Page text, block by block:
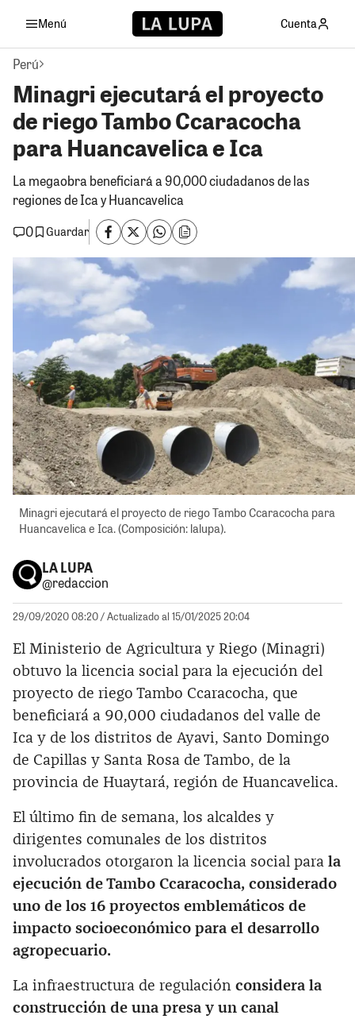
Menú Cuenta
Perú
Minagri ejecutará el proyecto
de riego Tambo Ccaracocha
para Huancavelica e Ica
La megaobra beneficiará a 90,000 ciudadanos de las
regiones de Ica y Huancavelica
0
Guardar
Minagri ejecutará el proyecto de riego Tambo Ccaracocha para
Huancavelica e Ica. (Composición: lalupa).
LA LUPA
@redaccion
29/09/2020 08:20/ Actualizado al 15/01/2025 20:04
El Ministerio de Agricultura y Riego (Minagri)
obtuvo la licencia social para la ejecución del
proyecto de riego Tambo Ccaracocha, que
beneficiará a 90,000 ciudadanos del valle de
Ica y de los distritos de Ayavi, Santo Domingo
de Capillas y Santa Rosa de Tambo, de la
provincia de Huaytará, región de Huancavelica.
El último fin de semana, los alcaldes y
dirigentes comunales de los distritos
involucrados otorgaron la licencia social para la
ejecución de Tambo Ccaracocha, considerado
uno de los 16 proyectos emblemáticos de
impacto socioeconómico para el desarrollo
agropecuario.
La infraestructura de regulación considera la
construcción de una presa y un canal